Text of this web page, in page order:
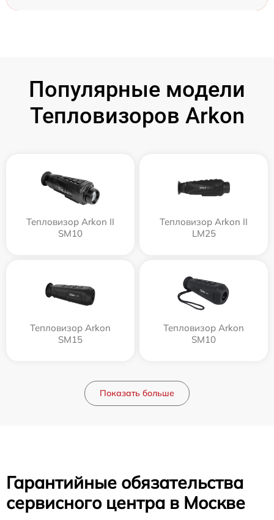
Популярные модели
Тепловизоров Arkon
Тепловизор Arkon II
SM10
Тепловизор Arkon II
LM25
Тепловизор Arkon
SM15
Тепловизор Arkon
SM10
Показать больше
Гарантийные обязательства
сервисного центра в Москве